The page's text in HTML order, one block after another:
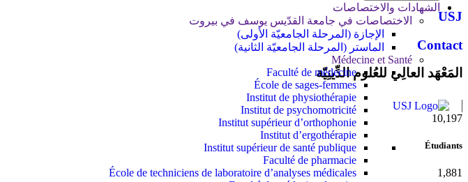
الشهادات والاختصاصات
الاختصاصات في جامعة القدّيس يوسف في بيروت
الإجازة (المرحلة الجامعيّة الأولى)
الماستر (المرحلة الجامعيّة الثانية)
Médecine et Santé
Faculté de médecine
École de sages-femmes
Institut de physiothérapie
Institut de psychomotricité
Institut supérieur d’orthophonie
Institut d’ergothérapie
Institut supérieur de santé publique
Faculté de pharmacie
École de techniciens de laboratoire d’analyses médicales
USJ
Contact
المَعْهَد العالِي للعُلوم الدِّينِيّة
11,727
Étudiants
2,142